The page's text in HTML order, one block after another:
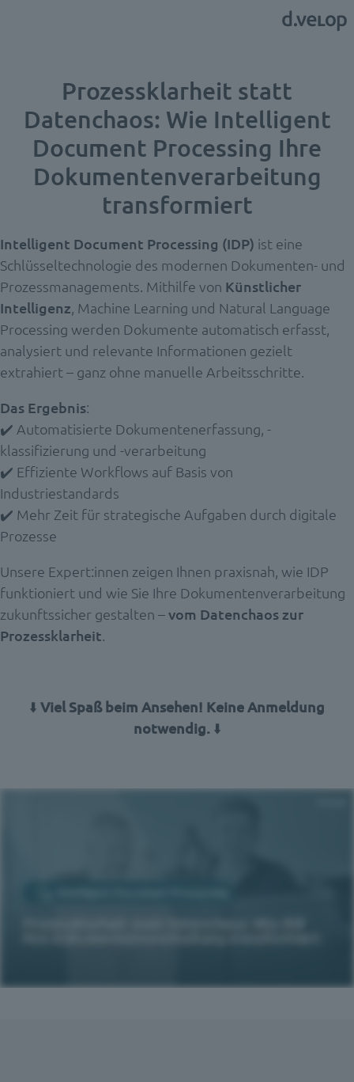
Prozessklarheit statt
Datenchaos: Wie Intelligent
Document Processing Ihre
Dokumentenverarbeitung
transformiert
Intelligent Document Processing (IDP) ist eine
Schlüsseltechnologie des modernen Dokumenten- und
Prozessmanagements. Mithilfe von Künstlicher
Intelligenz, Machine Learning und Natural Language
Processing werden Dokumente automatisch erfasst,
analysiert und relevante Informationen gezielt
extrahiert – ganz ohne manuelle Arbeitsschritte.
Das Ergebnis:
✔️ Automatisierte Dokumentenerfassung, -
klassifizierung und -verarbeitung
✔️ Effiziente Workflows auf Basis von
Industriestandards
✔️ Mehr Zeit für strategische Aufgaben durch digitale
Prozesse
Unsere Expert:innen zeigen Ihnen praxisnah, wie IDP
funktioniert und wie Sie Ihre Dokumentenverarbeitung
zukunftssicher gestalten –vom Datenchaos zur
Prozessklarheit.
⬇️ Viel Spaß beim Ansehen! Keine Anmeldung
notwendig. ⬇️